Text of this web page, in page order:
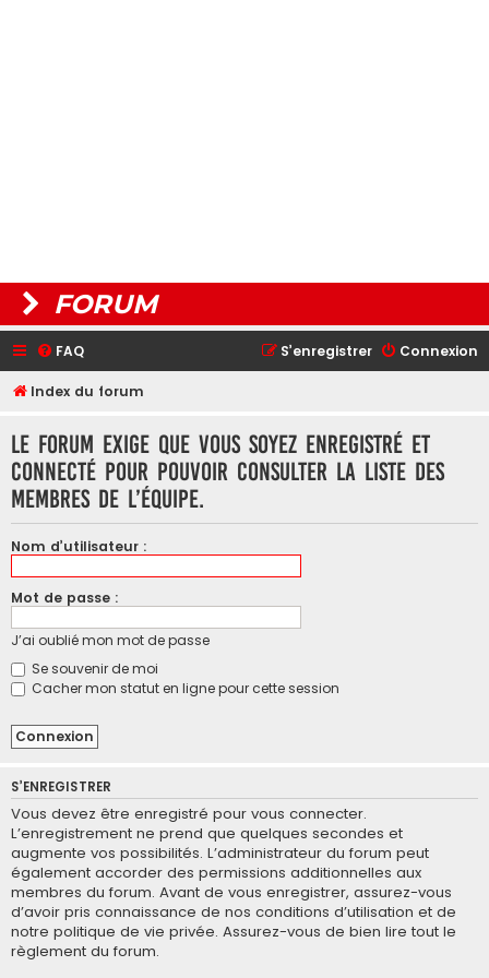
FORUM
FAQ Connexion
S’enregistrer
Index du forum
Le forum exige que vous soyez enregistré et
connecté pour pouvoir consulter la liste des
membres de l’équipe.
Nom d’utilisateur :
Mot de passe :
J’ai oublié mon mot de passe
Se souvenir de moi
Cacher mon statut en ligne pour cette session
S’ENREGISTRER
Vous devez être enregistré pour vous connecter.
L’enregistrement ne prend que quelques secondes et
augmente vos possibilités. L’administrateur du forum peut
également accorder des permissions additionnelles aux
membres du forum. Avant de vous enregistrer, assurez-vous
d’avoir pris connaissance de nos conditions d’utilisation et de
notre politique de vie privée. Assurez-vous de bien lire tout le
règlement du forum.